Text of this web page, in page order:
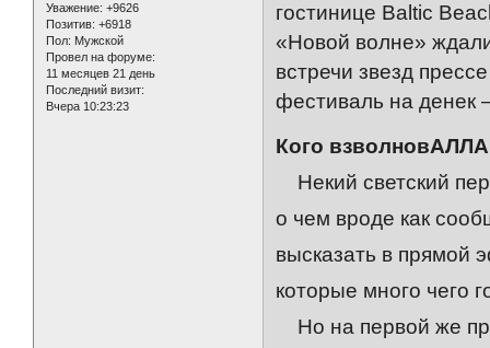
Уважение: +9626
Позитив: +6918
Пол: Мужской
Провел на форуме:
11 месяцев 21 день
Последний визит:
Вчера 10:23:23
гостинице Baltic
«Новой волне»
встречи звезд
фестиваль на денек
Кого взволновАЛЛА
Некий светский
о чем вроде как
высказать в прямой
которые много чего
Но на первой же